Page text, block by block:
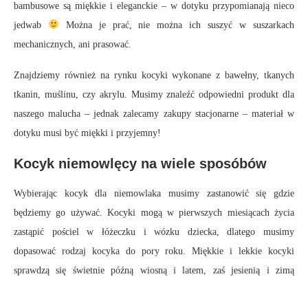
bambusowe są miękkie i eleganckie – w dotyku przypomianają nieco
jedwab
Można je prać, nie można ich suszyć w suszarkach
mechanicznych, ani prasować.
Znajdziemy również na rynku kocyki wykonane z bawełny, tkanych
tkanin, muślinu, czy akrylu. Musimy znaleźć odpowiedni produkt dla
naszego malucha – jednak zalecamy zakupy stacjonarne – materiał w
dotyku musi być miękki i przyjemny!
Kocyk niemowlęcy na wiele sposóbów
Wybierając kocyk dla niemowlaka musimy zastanowić się gdzie
będziemy go używać. Kocyki mogą w pierwszych miesiącach życia
zastąpić pościel w łóżeczku i wózku dziecka, dlatego musimy
dopasować rodzaj kocyka do pory roku. Miękkie i lekkie kocyki
sprawdzą się świetnie późną wiosną i latem, zaś jesienią i zimą